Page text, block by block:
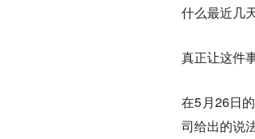
什么最近几
真正让这件
在5月26日
司给出的说